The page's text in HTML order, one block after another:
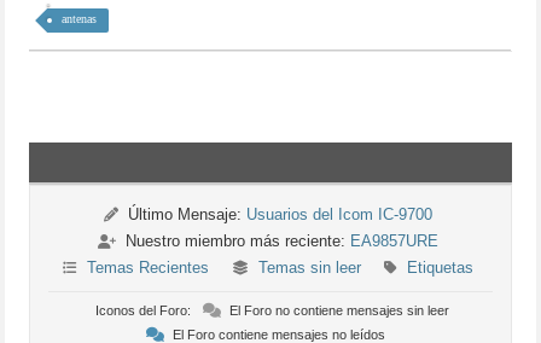
antenas
Último Mensaje: Usuarios del Icom IC-9700
Nuestro miembro más reciente: EA9857URE
Temas Recientes
Temas sin leer Etiquetas
Iconos del Foro:
El Foro no contiene mensajes sin leer
El Foro contiene mensajes no leídos